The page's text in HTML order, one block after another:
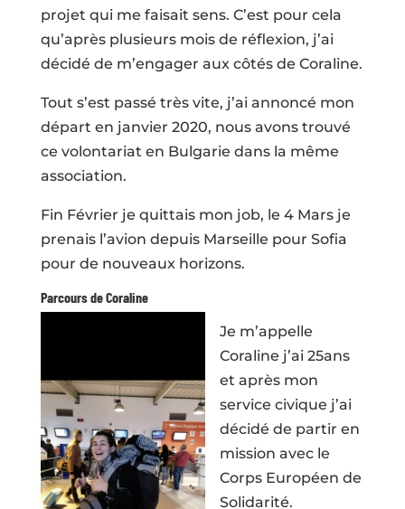
projet qui me faisait sens. C’est pour cela
qu’après plusieurs mois de réflexion, j’ai
décidé de m’engager aux côtés de Coraline.
Tout s’est passé très vite, j’ai annoncé mon
départ en janvier 2020, nous avons trouvé
ce volontariat en Bulgarie dans la même
association.
Fin Février je quittais mon job, le 4 Mars je
prenais l’avion depuis Marseille pour Sofia
pour de nouveaux horizons.
Parcours de Coraline
Je m’appelle
Coraline j’ai 25ans
et après mon
service civique j’ai
décidé de partir en
mission avec le
Corps Européen de
Solidarité.